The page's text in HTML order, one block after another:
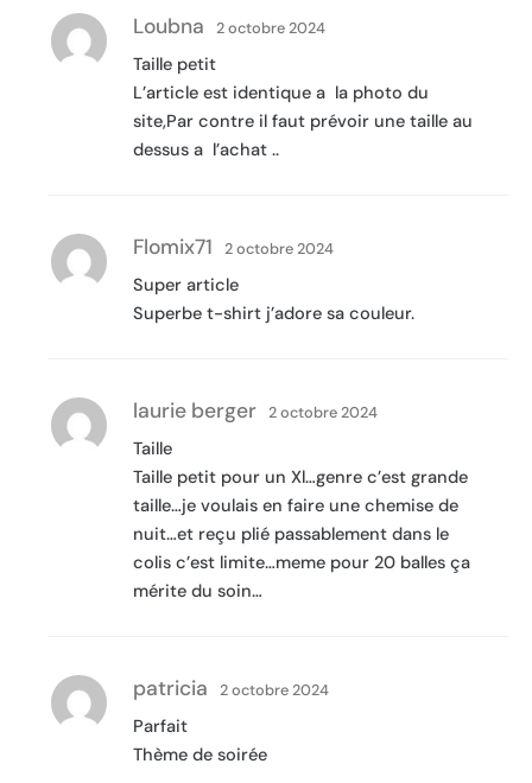
Loubna 2 octobre 2024
Taille petit
L’article est identique a la photo du
site,Par contre il faut prévoir une taille au
dessus a l’achat ..
Flomix71 2 octobre 2024
Super article
Superbe t-shirt j’adore sa couleur.
laurie berger 2 octobre 2024
Taille
Taille petit pour un Xl…genre c’est grande
taille…je voulais en faire une chemise de
nuit…et reçu plié passablement dans le
colis c’est limite…meme pour 20 balles ça
mérite du soin…
patricia 2 octobre 2024
Parfait
Thème de soirée